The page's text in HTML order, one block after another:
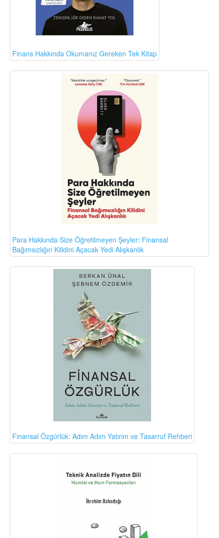
Finans Hakkında Okumanız Gereken Tek Kitap
Para Hakkında Size Öğretilmeyen Şeyler: Finansal
Bağımsızlığın Kilidini Açacak Yedi Alışkanlık
Finansal Özgürlük: Adım Adım Yatırım ve Tasarruf Rehberi